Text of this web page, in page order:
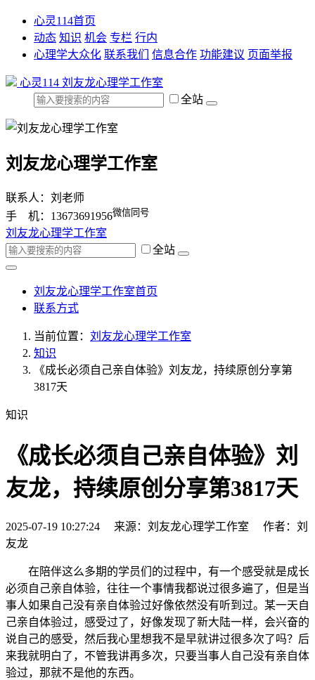
心灵114首页
动态 知识 机会 专栏 行内
心理学大众化 联系我们 信息合作 功能建议 页面举报
心灵114 刘友龙心理学工作室
全站
刘友龙心理学工作室
联系人：刘老师
手 机：13673691956微信同号
刘友龙心理学工作室
全站
刘友龙心理学工作室首页
联系方式
当前位置： 刘友龙心理学工作室
知识
《成长必须自己亲自体验》刘友龙，持续原创分享第
3817天
知识
《成长必须自己亲自体验》刘
友龙，持续原创分享第3817天
2025-07-19 10:27:24 来源：刘友龙心理学工作室 作者：刘
友龙
在陪伴这么多期的学员们的过程中，有一个感受就是成长
必须自己亲自体验，往往一个事情我都说过很多遍了，但是当
事人如果自己没有亲自体验过好像依然没有听到过。某一天自
己亲自体验过，感受过了，好像发现了新大陆一样，会兴奋的
说自己的感受，然后我心里想我不是早就讲过很多次了吗？后
来我就明白了，不管我讲再多次，只要当事人自己没有亲自体
验过，那就不是他的东西。